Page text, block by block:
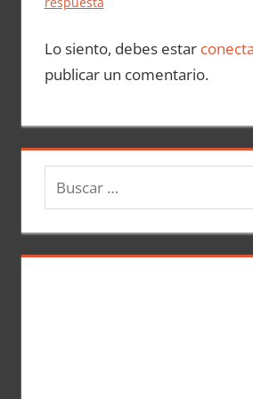
Lo siento, debes estar
publicar un comentario.
u
s
c